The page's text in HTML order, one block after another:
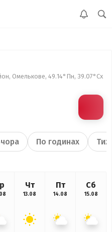
Омелькове, 49.14°Пн, 39.07°Сх
По годинах
Чт
13.08
Пт
14.08
Сб
15.08